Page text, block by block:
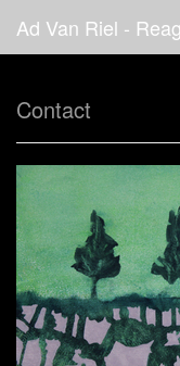
Ad Van Riel -
Contact